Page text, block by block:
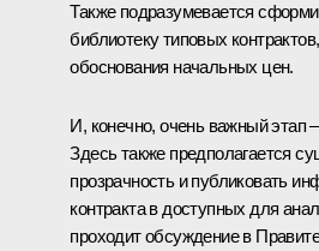
Также подразумевается
библиотеку типовых
обоснования начальных цен.
И, конечно, очень важный этап
Здесь также предполагается
прозрачность и публиковать
контракта в доступных для
проходит обсуждение в